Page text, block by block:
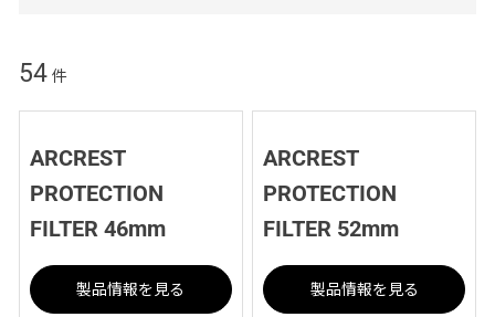
54 件
ARCREST
PROTECTION
FILTER 46mm
製品情報を見る
ARCREST
PROTECTION
FILTER 52mm
製品情報を見る